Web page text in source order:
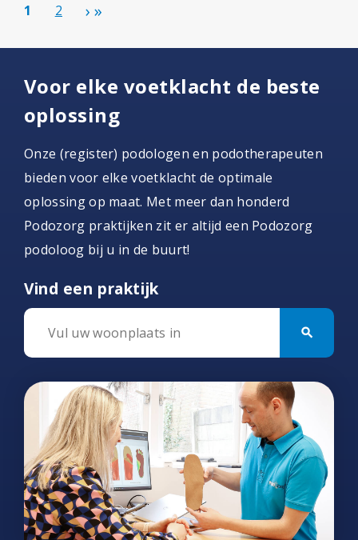
1
2
Voor elke voetklacht de beste
oplossing
Onze (register) podologen en podotherapeuten
bieden voor elke voetklacht de optimale
oplossing op maat. Met meer dan honderd
Podozorg praktijken zit er altijd een Podozorg
podoloog bij u in de buurt!
Vind een praktijk
search